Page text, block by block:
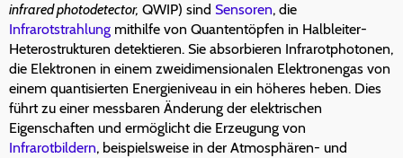
infrared photodetector, QWIP) sind Sensoren, die
Infrarotstrahlung mithilfe von Quantentöpfen in Halbleiter-
Heterostrukturen detektieren. Sie absorbieren Infrarotphotonen,
die Elektronen in einem zweidimensionalen Elektronengas von
einem quantisierten Energieniveau in ein höheres heben. Dies
führt zu einer messbaren Änderung der elektrischen
Eigenschaften und ermöglicht die Erzeugung von
Infrarotbildern, beispielsweise in der Atmosphären- und